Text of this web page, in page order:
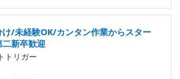
け/未経験OK/カンタン作業からスター
新卒歓迎
トリガー